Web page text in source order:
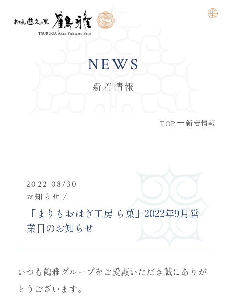
NEWS
新着情報
TOP 新着情報
2022 08/30
お知らせ
「まりもおはぎ工房 ら菓」2022年9月営
業日のお知らせ
いつも鶴雅グループをご愛顧いただき誠にありが
とうございます。